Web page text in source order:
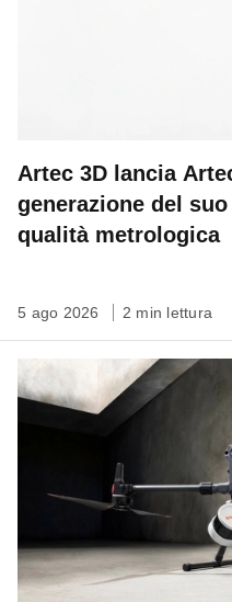
Artec 3D lancia
generazione del
qualità metrologica
5 ago 2026 2 min lettura